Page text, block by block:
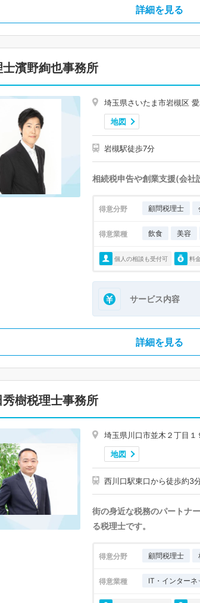
詳細を見る
士濱野絢也事務所
埼玉県さいたま市岩槻区
地図
岩槻駅徒歩7分
相続税申告や創業支援(会社
得意分野 顧問税理士
得意業種 飲食 美容
個人の相談も受付可 料
サービス内容
詳細を見る
秀樹税理士事務所
埼玉県川口市並木２丁目１
地図
西川口駅東口から徒歩約3
街の身近な税務のパートナ
る税理士です。
得意分野 顧問税理士
得意業種 IT・インターネ